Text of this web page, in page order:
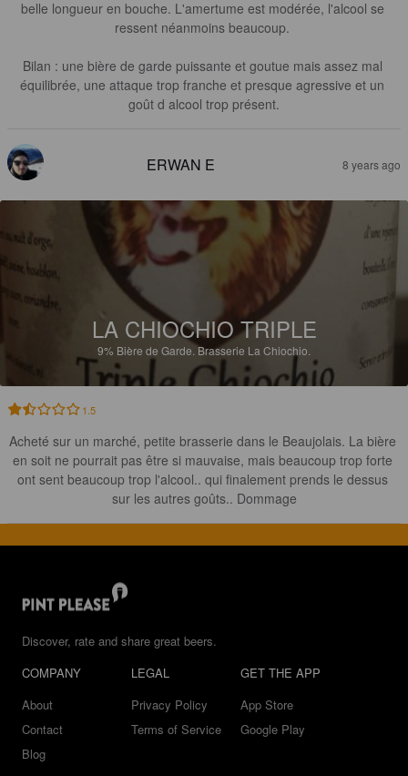
belle longueur en bouche. L'amertume est modérée, l'alcool se
ressent néanmoins beaucoup.
Bilan : une bière de garde puissante et goutue mais assez mal
équilibrée, une attaque trop franche et presque agressive et un
goût d alcool trop présent.
ERWAN E 8 years ago
LA CHIOCHIO TRIPLE
9% Bière de Garde. Brasserie La Chiochio.
1.5
Acheté sur un marché, petite brasserie dans le Beaujolais. La bière
en soit ne pourrait pas être si mauvaise, mais beaucoup trop forte
ont sent beaucoup trop l'alcool.. qui finalement prends le dessus
sur les autres goûts.. Dommage
Discover, rate and share great beers.
COMPANY
About
Contact
Blog
LEGAL
Privacy Policy
Terms of Service
GET THE APP
App Store
Google Play